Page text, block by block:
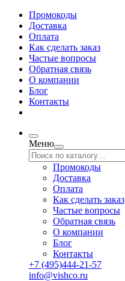
Промокоды
Доставка
Оплата
Как сделать заказ
Частые вопросы
Обратная связь
О компании
Блог
Контакты
Меню
Промокоды
Доставка
Оплата
Как сделать заказ
Частые вопросы
Обратная связь
О компании
Блог
Контакты
+7 (495)444-21-57
info@vishco.ru